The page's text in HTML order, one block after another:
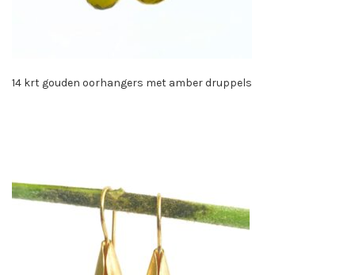
14 krt gouden oorhangers met amber druppels